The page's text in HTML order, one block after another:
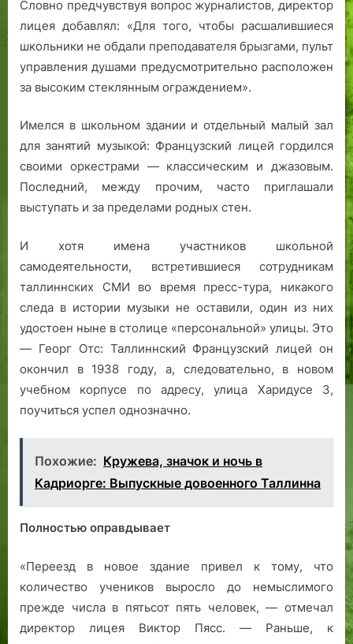
Словно предчувствуя вопрос журналистов, директор
лицея добавлял: «Для того, чтобы расшалившиеся
школьники не обдали преподавателя брызгами, пульт
управления душами предусмотрительно расположен
за высоким стеклянным ограждением».
Имелся в школьном здании и отдельный малый зал
для занятий музыкой: Французский лицей гордился
своими оркестрами — классическим и джазовым.
Последний, между прочим, часто приглашали
выступать и за пределами родных стен.
И хотя имена участников школьной
самодеятельности, встретившиеся сотрудникам
таллиннских СМИ во время пресс-тура, никакого
следа в истории музыки не оставили, один из них
удостоен ныне в столице «персональной» улицы. Это
— Георг Отс: Таллиннский Французский лицей он
окончил в 1938 году, а, следовательно, в новом
учебном корпусе по адресу, улица Харидусе 3,
поучиться успел однозначно.
Похожие: Кружева, значок и ночь в
Кадриорге: Выпускные довоенного Таллинна
Полностью оправдывает
«Переезд в новое здание привел к тому, что
количество учеников выросло до немыслимого
прежде числа в пятьсот пять человек, — отмечал
директор лицея Виктор Пясс. — Раньше, к